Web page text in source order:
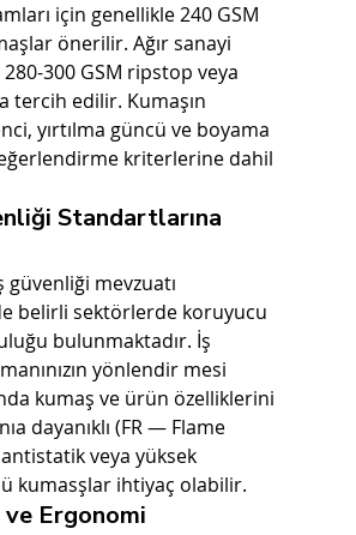
için genellikle 240 GSM
önerilir. Ağır sanayi
300 GSM ripstop veya
tercih edilir. Kumaşın
yırtılma güncü ve boyama
kriterlerine dahil
Standartlarına
güvenliği mevzuatı
belirli sektörlerde koruyucu
bulunmaktadır. İş
yönlendir mesi
kumaş ve ürün özelliklerini
dayanıklı (FR — Flame
veya yüksek
kumasşlar ihtiyaç olabilir.
Ergonomi